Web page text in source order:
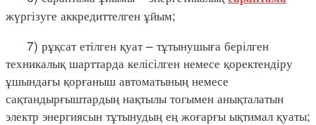
жүргізуге аккредиттелген ұйым;
7) рұқсат етілген қуат – тұтынушыға берілген
техникалық шарттарда келісілген немесе қоректендіру
ұшындағы қорғаныш автоматының немесе
сақтандырғыштардың нақтылы тогымен анықталатын
электр энергиясын тұтынудың ең жоғарғы ықтимал қуаты;